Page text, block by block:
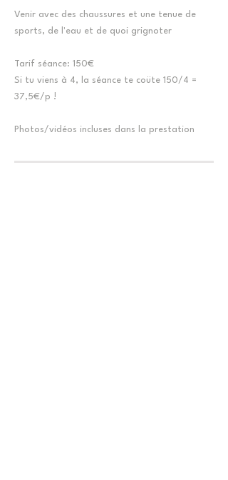
Venir avec des chaussures et une tenue de
sports, de l'eau et de quoi grignoter​​
​Tarif séance: 150€
Si tu viens à 4, la séance te coüte 150/4 =
37,5€/p !
Photos/vidéos incluses dans la prestation